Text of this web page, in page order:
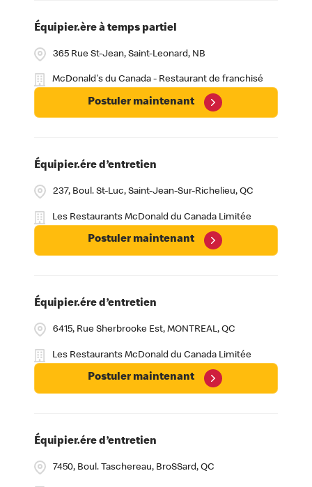
Équipier.ère à temps partiel
365 Rue St-Jean, Saint-Leonard, NB
McDonald's du Canada - Restaurant de franchisé
Postuler maintenant
Équipier.ére d’entretien
237, Boul. St-Luc, Saint-Jean-Sur-Richelieu, QC
Les Restaurants McDonald du Canada Limitée
Postuler maintenant
Équipier.ére d’entretien
6415, Rue Sherbrooke Est, MONTREAL, QC
Les Restaurants McDonald du Canada Limitée
Postuler maintenant
Équipier.ére d’entretien
7450, Boul. Taschereau, BroSSard, QC